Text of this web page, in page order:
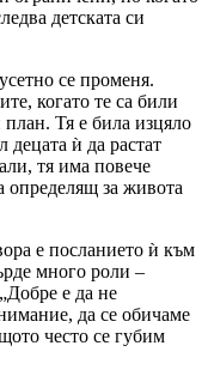
детската си
се променя.
когато те са били
план. Тя е била изцяло
децата ѝ да растат
тя има повече
определящ за живота
е посланието ѝ към
много роли –
е да не
да се обичаме
често се губим